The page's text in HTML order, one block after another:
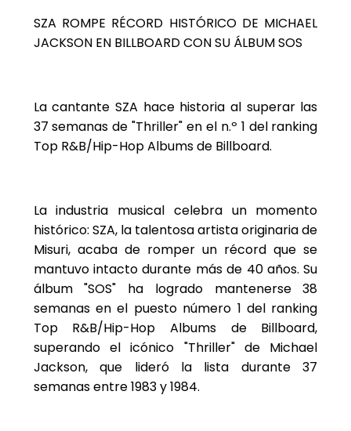
SZA ROMPE RÉCORD HISTÓRICO DE MICHAEL
JACKSON EN BILLBOARD CON SU ÁLBUM SOS
La cantante SZA hace historia al superar las
37 semanas de "Thriller" en el n.º 1 del ranking
Top R&B/Hip-Hop Albums de Billboard.
La industria musical celebra un momento
histórico: SZA, la talentosa artista originaria de
Misuri, acaba de romper un récord que se
mantuvo intacto durante más de 40 años. Su
álbum "SOS" ha logrado mantenerse 38
semanas en el puesto número 1 del ranking
Top R&B/Hip-Hop Albums de Billboard,
superando el icónico "Thriller" de Michael
Jackson, que lideró la lista durante 37
semanas entre 1983 y 1984.